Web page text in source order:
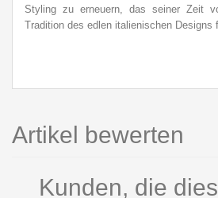
Styling zu erneuern, das seiner Zeit
Tradition des edlen italienischen Designs
Artikel bewerten
Kunden, die